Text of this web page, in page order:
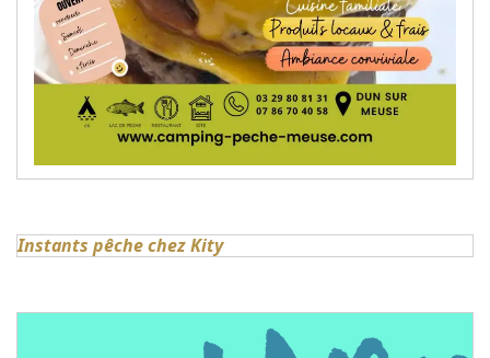
Instants pêche chez Kity